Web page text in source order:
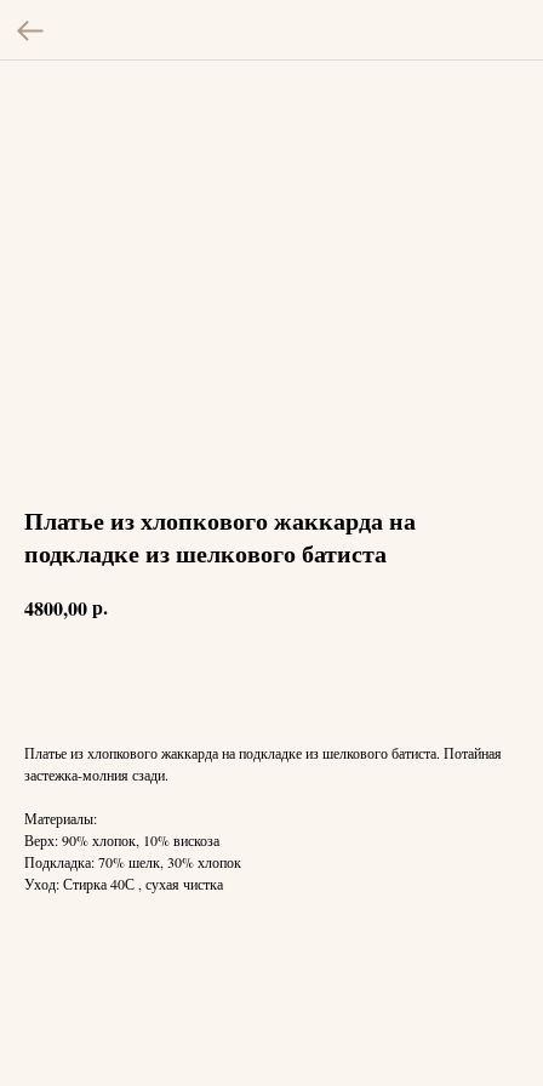
Платье из хлопкового жаккарда на
подкладке из шелкового батиста
4800,00р.
Платье из хлопкового жаккарда на подкладке из шелкового батиста. Потайная
застежка-молния сзади.
Материалы:
Верх: 90% хлопок, 10% вискоза
Подкладка: 70% шелк, 30% хлопок
Уход: Стирка 40С , сухая чистка